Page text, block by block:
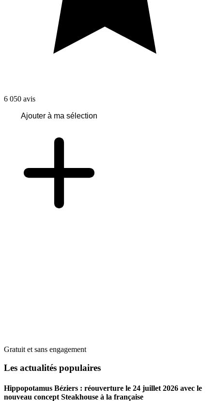
6 050 avis
Ajouter à ma sélection
Gratuit et sans engagement
Les actualités populaires
Hippopotamus Béziers : réouverture le 24 juillet 2026 avec le
nouveau concept Steakhouse à la française